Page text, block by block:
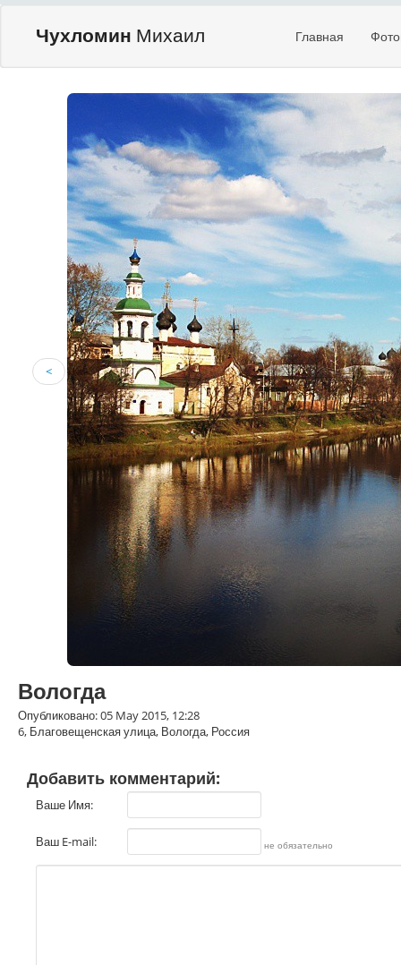
Чухломин Михаил Главная
<
Вологда
Опубликовано: 05 May 2015, 12:28
6, Благовещенская улица, Вологда, Россия
Добавить комментарий:
Ваше Имя:
Ваш E-mail: не обязательно